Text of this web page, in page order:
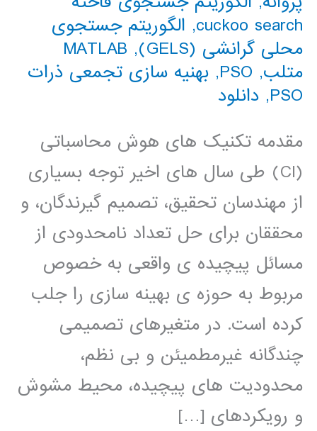
cuckoo search
, الگوریتم جستجوی
محلی گرانشی (GELS)
,
MATLAB
متلب,
PSO
, بهنیه سازی تجمعی ذرات
PSO
, دانلود
مقدمه تکنیک های هوش محاسباتی
(CI) طی سال های اخیر توجه بسیاری
از مهندسان تحقیق، تصمیم گیرندگان، و
محققان برای حل تعداد نامحدودی از
مسائل پیچیده ی واقعی به خصوص
مربوط به حوزه ی بهینه سازی را جلب
کرده است. در متغیرهای تصمیمی
چندگانه غیرمطمیئن و بی نظم،
محدودیت های پیچیده، محیط مشوش
و رویکردهای […]